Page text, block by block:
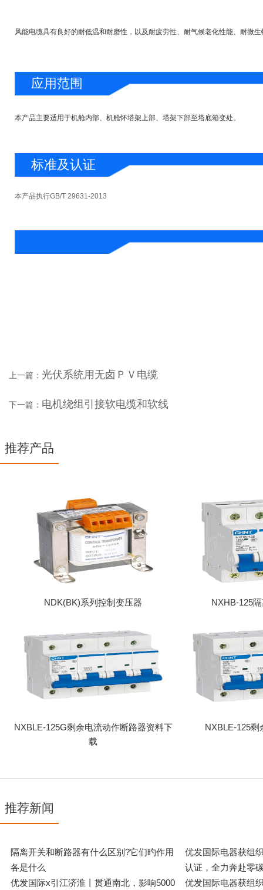
风能电缆具有良好的耐低温和耐磨性，以及耐疲劳性、耐气候老化性能、耐微生物
应用范围
本产品主要适用于机舱内部、机舱怀塔架上部、塔架下部至塔底箱变处。
标准及认证
本产品执行GB/T 29631-2013
上一篇： 光伏系统用无卤ＰＶ电缆
下一篇： 电机绕组引接软电缆和软线
推荐产品
NDK(BK)系列控制变压器 NXHB-125
NXBLE-125G剩余电流动作断路器资料下
载
NXBLE-125剩
推荐新闻
隔离开关和断路器有什么区别?它们旳作用
各是什么
优发国际电器
认证，全力奔赴零
优发国际x引江济淮丨贯通南北，影响5000
优发国际